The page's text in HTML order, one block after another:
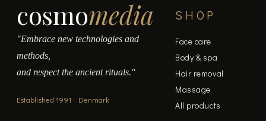
cosmomedia
"Embrace new technologies and
methods,
and respect the ancient rituals."
Established 1991 · Denmark
SHOP
Face care
Body & spa
Hair removal
Massage
All products